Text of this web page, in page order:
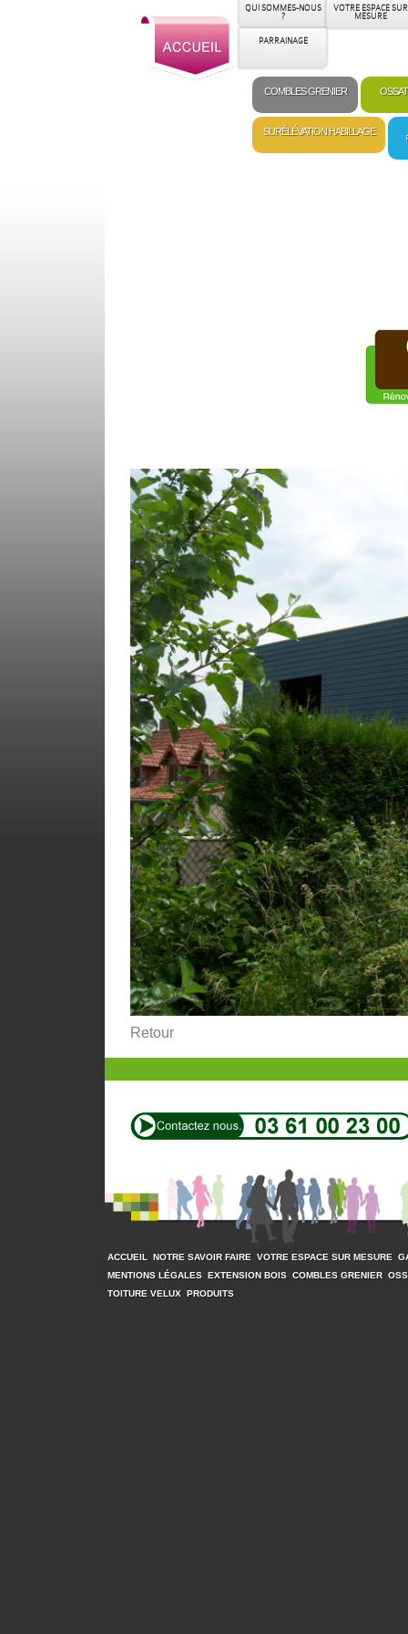
QUI SOMMES-NOUS
?
VOTRE ESPACE SUR
MESURE
PARRAINAGE
COMBLES GRENIER
SURÉLÉVATION HABILLAGE
Retour
ACCUEIL NOTRE SAVOIR FAIRE VOTRE ESPACE SUR MESURE
MENTIONS LÉGALES EXTENSION BOIS COMBLES GRENIER
TOITURE VELUX PRODUITS